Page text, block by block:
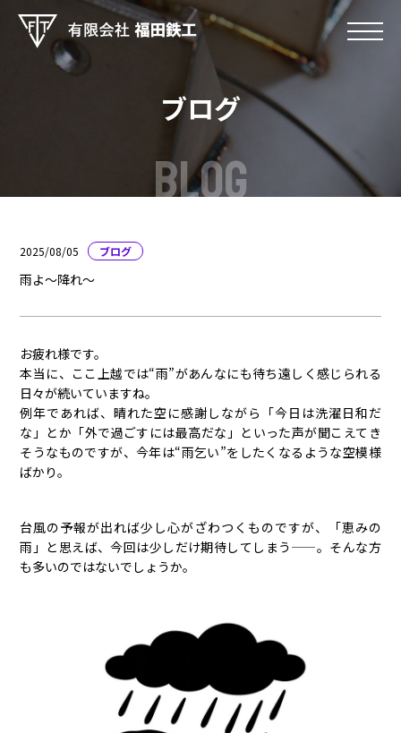
ブログ
BLOG
2025/08/05 ブログ
雨よ〜降れ〜
お疲れ様です。
本当に、ここ上越では“雨”があんなにも待ち遠しく感じられる
日々が続いていますね。
例年であれば、晴れた空に感謝しながら「今日は洗濯日和だ
な」とか「外で過ごすには最高だな」といった声が聞こえてき
そうなものですが、今年は“雨乞い”をしたくなるような空模様
ばかり。
台風の予報が出れば少し心がざわつくものですが、「恵みの
雨」と思えば、今回は少しだけ期待してしまう——。そんな方
も多いのではないでしょうか。